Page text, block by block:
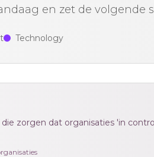
en zet de volgende
Technology
zorgen dat organisaties 'in